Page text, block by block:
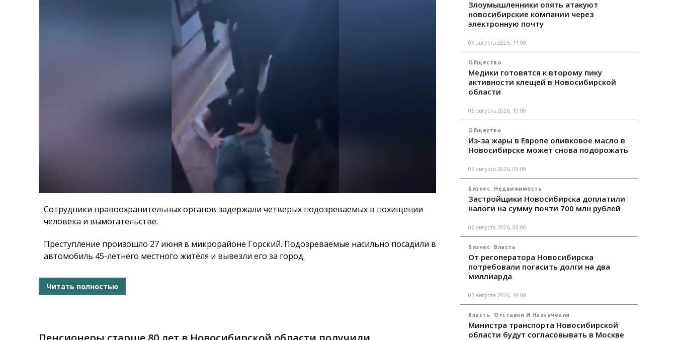
Сотрудники правоохранительных органов задержали четверых подозреваемых в похищении
человека и вымогательстве.
Преступление произошло 27 июня в микрорайоне Горский. Подозреваемые насильно посадили в
автомобиль 45-летнего местного жителя и вывезли его за город.
Читать полностью
Злоумышленники опять атакуют
новосибирские компании через
электронную почту
06 августа 2026, 11:00
Общество
Медики готовятся к второму пику
активности клещей в Новосибирской
области
06 августа 2026, 10:00
Общество
Из-за жары в Европе оливковое масло в
Новосибирске может снова подорожать
06 августа 2026, 09:00
Бизнес Недвижимость
Застройщики Новосибирска доплатили
налоги на сумму почти 700 млн рублей
06 августа 2026, 08:00
Бизнес Власть
От регоператора Новосибирска
потребовали погасить долги на два
миллиарда
05 августа 2026, 19:00
Власть Отставки И Назначения
Министра транспорта Новосибирской
области будут согласовывать в Москве